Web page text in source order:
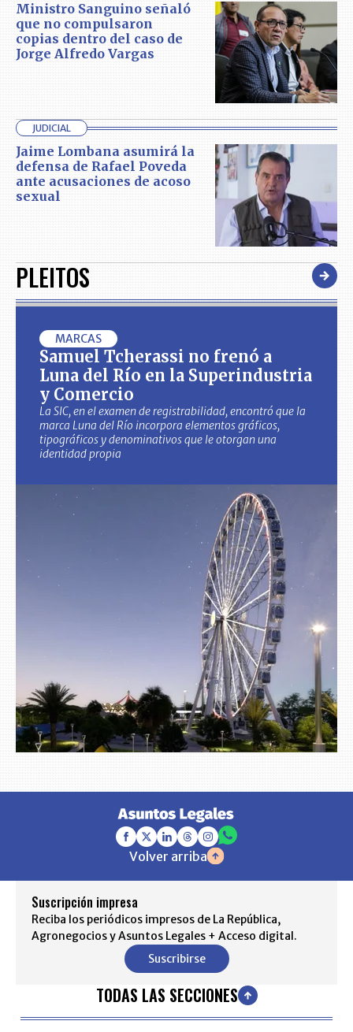
Ministro Sanguino señaló
que no compulsaron
copias dentro del caso de
Jorge Alfredo Vargas
JUDICIAL
Jaime Lombana asumirá la
defensa de Rafael Poveda
ante acusaciones de acoso
sexual
PLEITOS
MARCAS
Samuel Tcherassi no frenó a
Luna del Río en la Superindustria
y Comercio
La SIC, en el examen de registrabilidad, encontró que la
marca Luna del Río incorpora elementos gráficos,
tipográficos y denominativos que le otorgan una
identidad propia
Volver arriba
Suscripción impresa
Reciba los periódicos impresos de La República,
Agronegocios y Asuntos Legales + Acceso digital.
Suscribirse
TODAS LAS SECCIONES